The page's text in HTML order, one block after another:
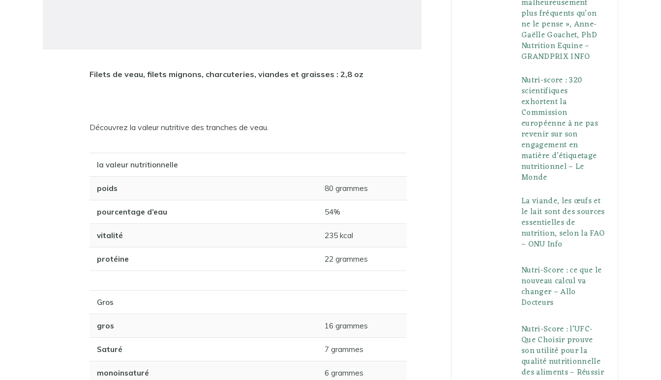
Filets de veau, filets mignons, charcuteries, viandes et graisses : 2,8 oz
Découvrez la valeur nutritive des tranches de veau.
la valeur nutritionnelle
poids 80 grammes
pourcentage d’eau 54%
vitalité 235 kcal
protéine 22 grammes
Gros
gros 16 grammes
Saturé 7 grammes
monoinsaturé 6 grammes
malheureusement
plus fréquents qu’on
ne le pense », Anne-
Gaëlle Goachet, PhD
Nutrition Equine –
GRANDPRIX INFO
Nutri-score : 320
scientifiques
exhortent la
Commission
européenne à ne pas
revenir sur son
engagement en
matière d’étiquetage
nutritionnel – Le
Monde
La viande, les œufs et
le lait sont des sources
essentielles de
nutrition, selon la FAO
– ONU Info
Nutri-Score : ce que le
nouveau calcul va
changer – Allo
Docteurs
Nutri-Score : l’UFC-
Que Choisir prouve
son utilité pour la
qualité nutritionnelle
des aliments – Réussir